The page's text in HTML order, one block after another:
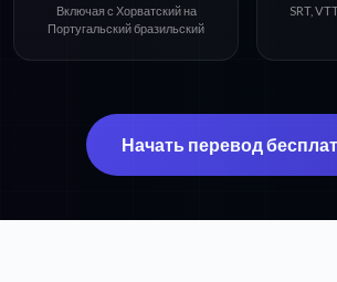
Включая с Хорватский на
Португальский бразильский
SRT,
Начать перевод